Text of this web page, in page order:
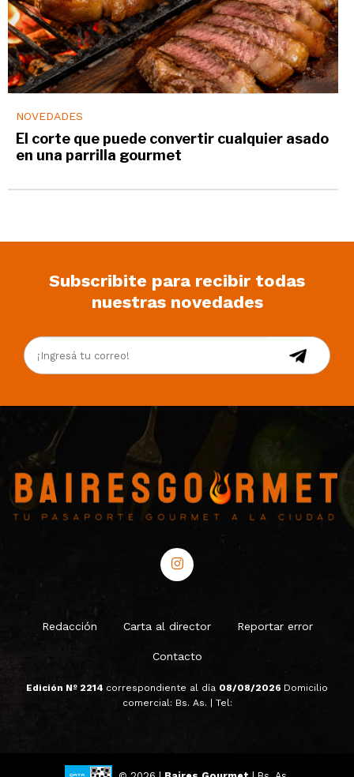
NOVEDADES
El corte que puede convertir cualquier asado
en una parrilla gourmet
Subscribite para recibir todas
nuestras novedades
Redacción Carta al director Reportar error
Contacto
Edición Nº 2214 correspondiente al día 08/08/2026 Domicilio
comercial: Bs. As. | Tel: